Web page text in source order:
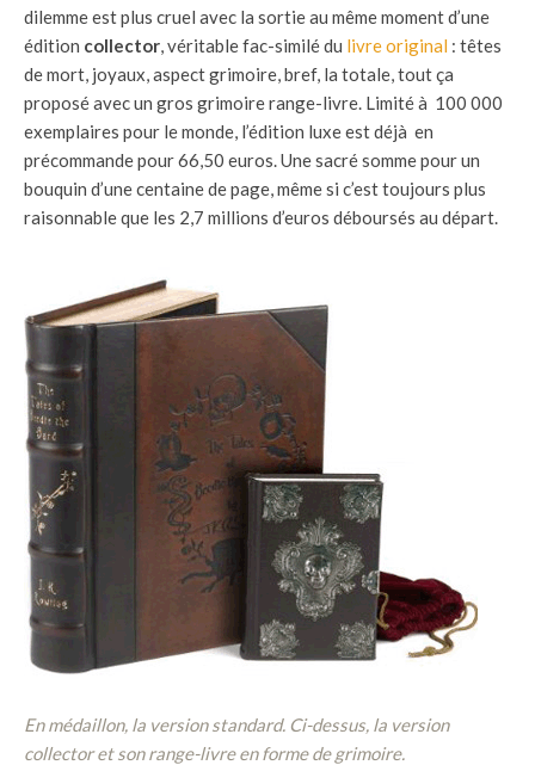
dilemme est plus cruel avec la sortie au même moment d’une
édition collector, véritable fac-similé du livre original : têtes
de mort, joyaux, aspect grimoire, bref, la totale, tout ça
proposé avec un gros grimoire range-livre. Limité à 100 000
exemplaires pour le monde, l’édition luxe est déjà en
précommande pour 66,50 euros. Une sacré somme pour un
bouquin d’une centaine de page, même si c’est toujours plus
raisonnable que les 2,7 millions d’euros déboursés au départ.
En médaillon, la version standard. Ci-dessus, la version
collector et son range-livre en forme de grimoire.